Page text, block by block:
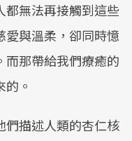
都無法再接觸到這些
愛與溫柔，卻同時憶
而那帶給我們療癒的
。
們描述人類的杏仁核